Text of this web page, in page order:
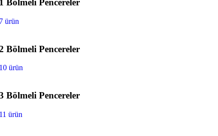
Bölmeli Pencereler
ürün
Bölmeli Pencereler
ürün
Bölmeli Pencereler
ürün